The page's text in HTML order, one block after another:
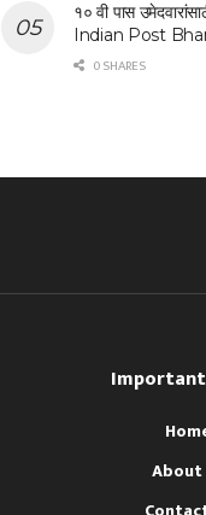
१० वी पास
Indian Post
0 SHARES
About